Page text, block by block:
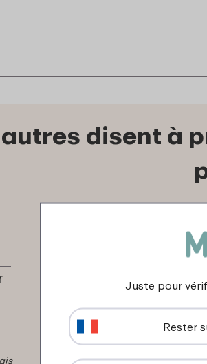
autres disent à
"Dop
Juste pour
Rester